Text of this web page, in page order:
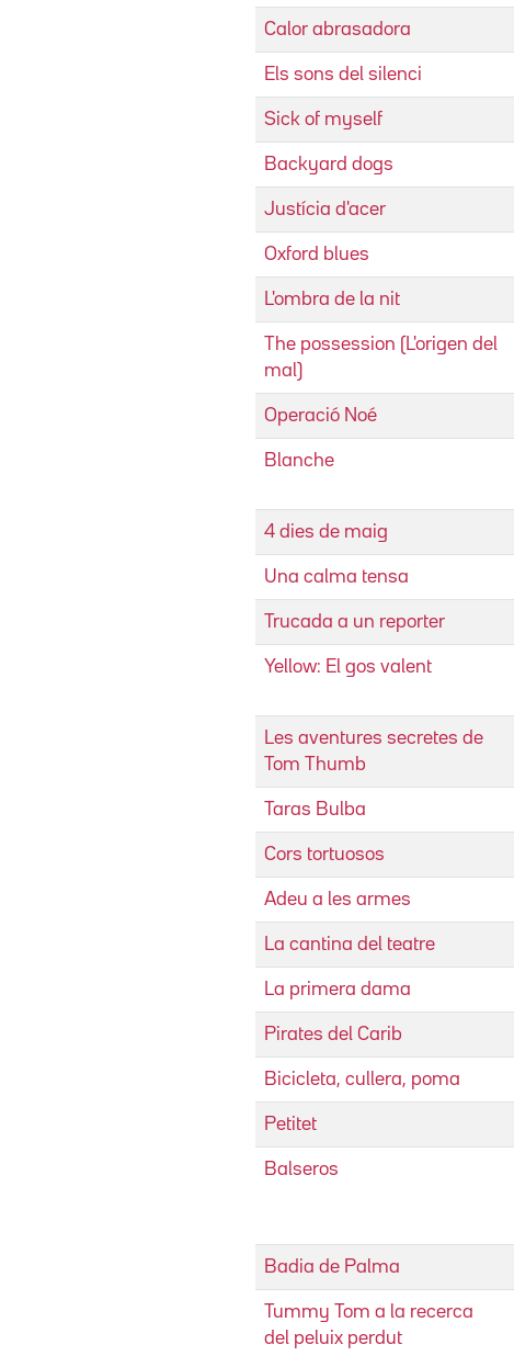
Calor abrasadora
Els sons del silenci
Sick of myself
Backyard dogs
Justícia d'acer
Oxford blues
L'ombra de la nit
The possession (L'origen del
mal)
Operació Noé
Blanche
4 dies de maig
Una calma tensa
Trucada a un reporter
Yellow: El gos valent
Les aventures secretes de
Tom Thumb
Taras Bulba
Cors tortuosos
Adeu a les armes
La cantina del teatre
La primera dama
Pirates del Carib
Bicicleta, cullera, poma
Petitet
Balseros
Badia de Palma
Tummy Tom a la recerca
del peluix perdut